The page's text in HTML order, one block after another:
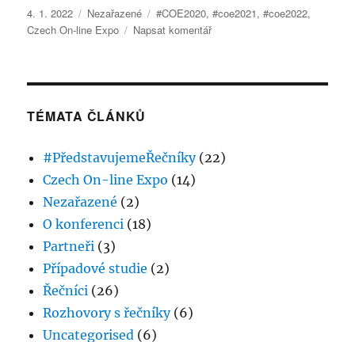
c
e
o
o
k
it
te
k
e
I
n
at
s
p
ai
l
a
Publikováno:
4. 1. 2022 Rubriky:
Nezařazené Štítky:
#COE2020,#coe2021,#coe2022,
Czech On-line Expo
Napsat komentářpro
názvem
2022
TÉMATA ČLÁNKŮ
#PředstavujemeŘečníky(22)
Czech On-line Expo (14)
Nezařazené (2)
O konferenci (18)
Partneři (3)
Případové studie (2)
Řečníci (26)
Rozhovory s řečníky(6)
Uncategorised (6)